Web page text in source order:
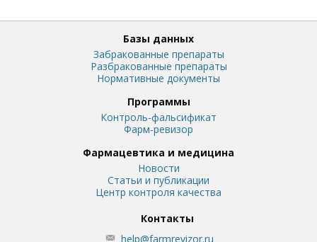
Базы данных
Забракованные препараты
Разбракованные препараты
Нормативные документы
Программы
Контроль-фальсификат
Фарм-ревизор
Фармацевтика и медицина
Новости
Статьи и публикации
Центр контроля качества
Контакты
help@farmrevizor.ru